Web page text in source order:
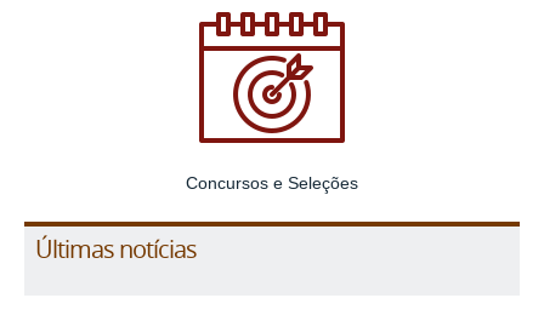
Concursos e Seleções
Últimas notícias